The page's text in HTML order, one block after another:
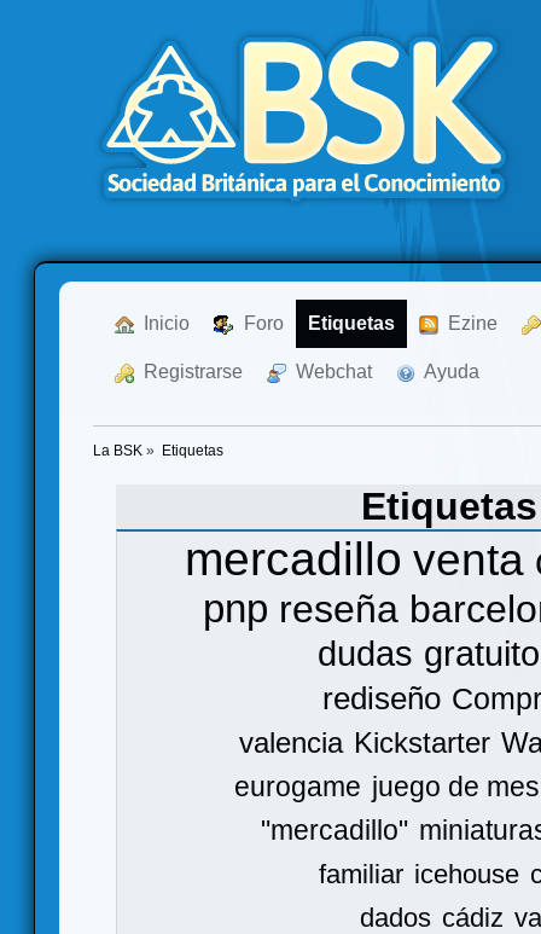
Inicio Foro Etiquetas Ezine
Registrarse Webchat Ayuda
La BSK » Etiquetas
mercadillo venta
pnp reseña
dudas gratuito
rediseño
valencia Kickstarter
eurogame juego de
"mercadillo"
familiar icehouse
dados cádiz